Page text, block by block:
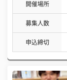
開催場所
募集人数
申込締切